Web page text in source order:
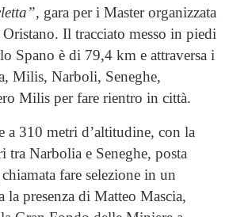
, gara per i Master organizzata
Il tracciato messo in piedi
Spano è di 79,4 km e attraversa i
Milis, Narboli, Seneghe,
Milis per fare rientro in città.
a 310 metri d’altitudine, con la
tra Narbolia e Seneghe, posta
fare selezione in un
la presenza di Matteo Mascia,